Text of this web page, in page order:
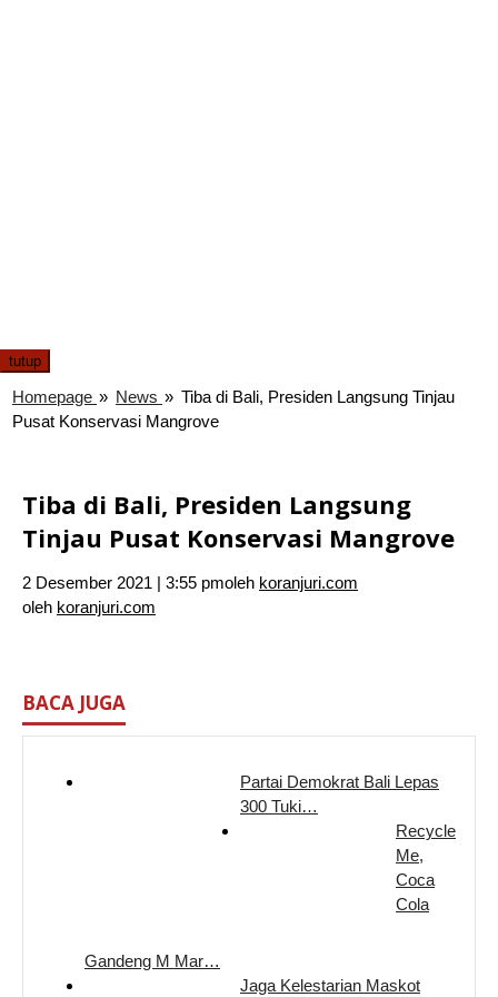
tutup
Homepage » News » Tiba di Bali, Presiden Langsung Tinjau
Pusat Konservasi Mangrove
Tiba di Bali, Presiden Langsung
Tinjau Pusat Konservasi Mangrove
2 Desember 2021 | 3:55 pmoleh koranjuri.com
oleh koranjuri.com
BACA JUGA
Partai Demokrat Bali Lepas
300 Tuki…
Recycle
Me,
Coca
Cola
Gandeng M Mar…
Jaga Kelestarian Maskot